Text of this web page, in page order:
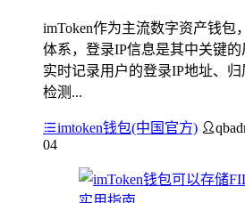
imToken作为主流数字资产钱包
体系，登录IP信息是其中关键
实时记录用户的登录IP地址、
检测...
imtoken钱包(中国官方)
04